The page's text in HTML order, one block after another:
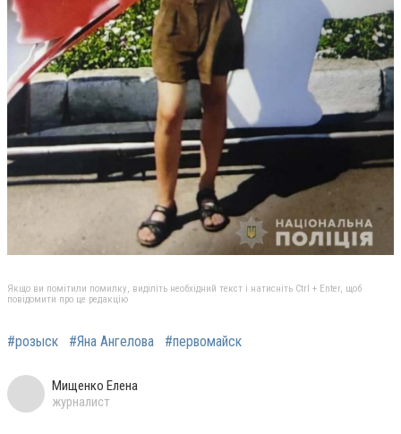
Якщо ви помітили помилку, виділіть необхідний текст і натисніть Ctrl + Enter, щоб
повідомити про це редакцію
#розыск #Яна Ангелова #первомайск
Мищенко Елена
журналист